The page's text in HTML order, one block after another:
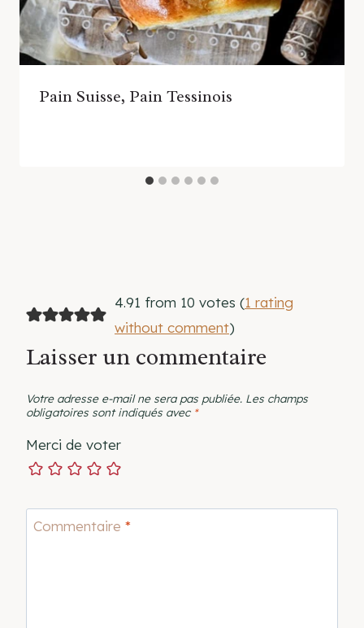
Pain Suisse, Pain Tessinois
4.91 from 10 votes (1 rating
without comment)
Laisser un commentaire
Votre adresse e-mail ne sera pas publiée. Les champs
obligatoires sont indiqués avec *
Merci de voter
Commentaire *